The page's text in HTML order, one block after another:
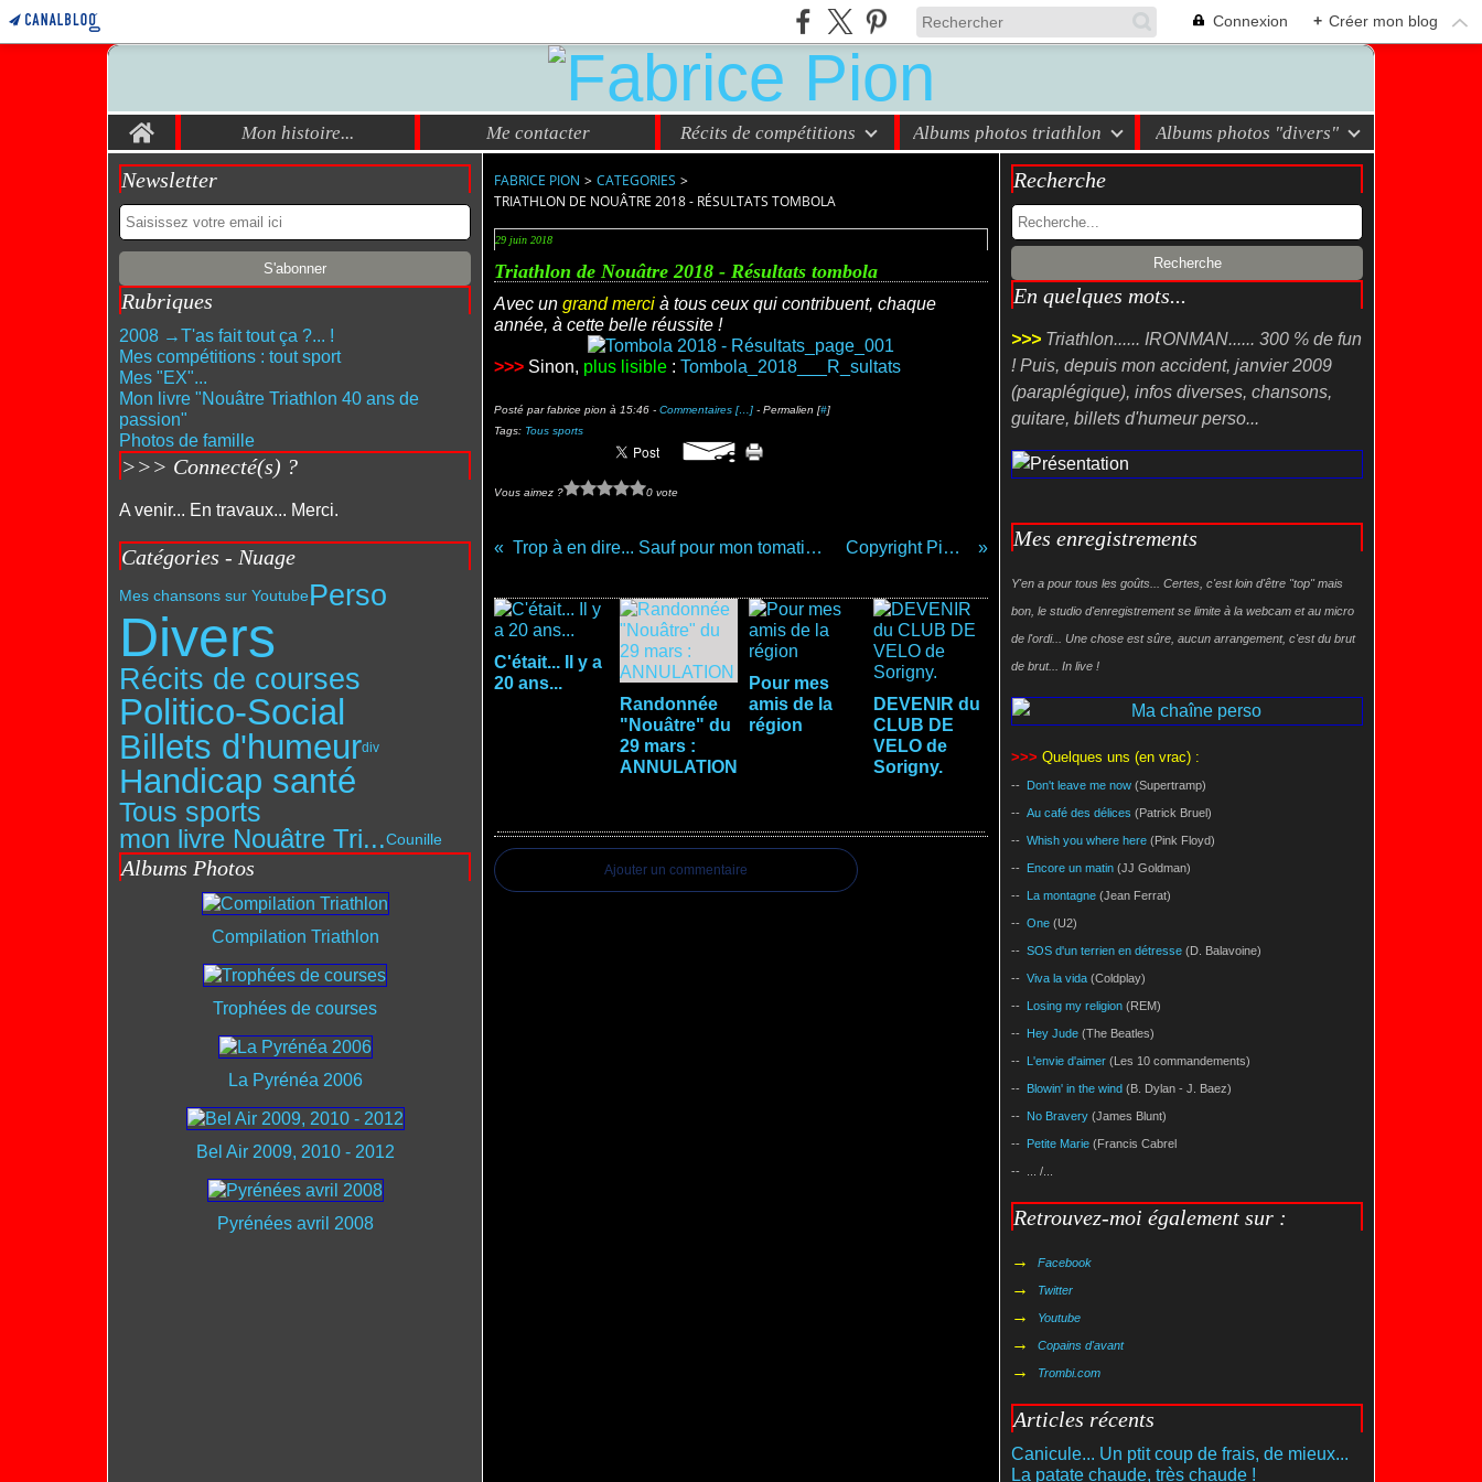
Connexion + Créer mon blog
Home Mon histoire... Me contacter Récits de compétitions Albums photos triathlon Albums photos "divers"
Newsletter
Rubriques
2008 →T'as fait tout ça ?... !
Mes compétitions : tout sport
Mes "EX"...
Mon livre "Nouâtre Triathlon 40 ans de
passion"
Photos de famille
>>> Connecté(s) ?
A venir... En travaux... Merci.
Catégories - Nuage
Mes chansons sur YoutubePerso
Divers
Récits de courses
Politico-Social
Billets d'humeurdiv
Handicap santé
Tous sports
mon livre Nouâtre Tri...Counille
Albums Photos
Compilation Triathlon
Trophées de courses
La Pyrénéa 2006
Bel Air 2009, 2010 - 2012
Pyrénées avril 2008
FABRICE PION > CATEGORIES >
TRIATHLON DE NOUÂTRE 2018 - RÉSULTATS TOMBOLA
29 juin 2018
Triathlon de Nouâtre 2018 - Résultats tombola
Avec un grand merci à tous ceux qui contribuent, chaque
année, à cette belle réussite !
>>> Sinon, plus lisible : Tombola_2018___R_sultats
Posté par fabrice pion à 15:46 - Commentaires [… ] - Permalien [#]
Tags: Tous sports
Vous aimez ? 0 vote
Trop à en dire... Sauf pour mon tomatier... Copyright Pion !
C'était... Il y a
20 ans...
Randonnée
"Nouâtre" du
29 mars :
ANNULATION
Pour mes
amis de la
région
DEVENIR du
CLUB DE
VELO de
Sorigny.
Ajouter un commentaire
Recherche
En quelques mots...
>>> Triathlon...... IRONMAN...... 300 % de fun
! Puis, depuis mon accident, janvier 2009
(paraplégique), infos diverses, chansons,
guitare, billets d'humeur perso...
Mes enregistrements
Y'en a pour tous les goûts... Certes, c'est loin d'être "top" mais
bon, le studio d'enregistrement se limite à la webcam et au micro
de l'ordi... Une chose est sûre, aucun arrangement, c'est du brut
de brut... In live !
>>> Quelques uns (en vrac) :
-- Don't leave me now (Supertramp)
-- Au café des délices (Patrick Bruel)
-- Whish you where here (Pink Floyd)
-- Encore un matin (JJ Goldman)
-- La montagne (Jean Ferrat)
-- One (U2)
-- SOS d'un terrien en détresse (D. Balavoine)
-- Viva la vida (Coldplay)
-- Losing my religion (REM)
-- Hey Jude (The Beatles)
-- L'envie d'aimer (Les 10 commandements)
-- Blowin' in the wind (B. Dylan - J. Baez)
-- No Bravery (James Blunt)
-- Petite Marie (Francis Cabrel
-- ... /...
Retrouvez-moi également sur :
→ Facebook
→ Twitter
→ Youtube
→ Copains d'avant
→ Trombi.com
Articles récents
Canicule... Un ptit coup de frais, de mieux...
La patate chaude, très chaude !